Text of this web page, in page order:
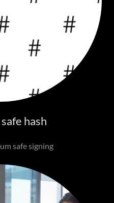
hash
safe signing